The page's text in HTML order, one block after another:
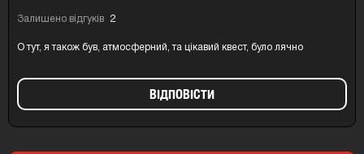
Залишено відгуків 2
О тут, я також був, атмосферний, та цікавий квест, було лячно
ВIДПОВIСТИ